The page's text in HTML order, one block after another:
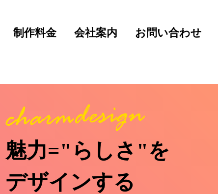
制作料金 会社案内 お問い合わせ
魅力="らしさ"を
デザインする